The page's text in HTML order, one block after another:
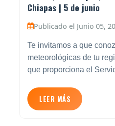
Chiapas | 5 de junio
Publicado el Junio 05,
Te invitamos a que
meteorológicas de tu
que proporciona el
LEER MÁS